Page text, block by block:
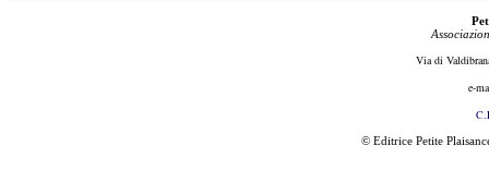
Via di
e-
© Editrice Petite